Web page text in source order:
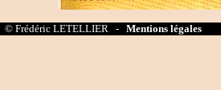
© Frédéric LETELLIER - Mentions légales